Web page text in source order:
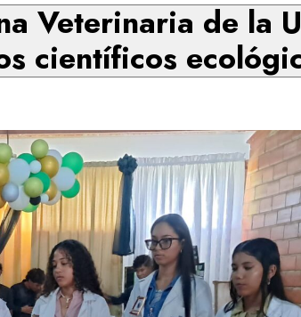
Veterinaria de la
científicos